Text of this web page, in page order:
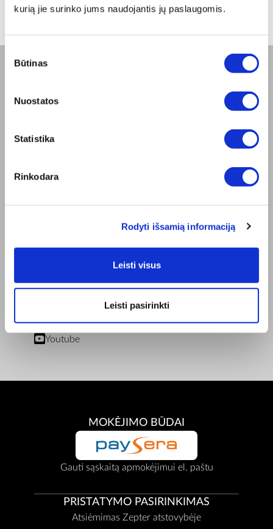
kurią jie surinko jums naudojantis jų paslaugomis.
pasirinkimas
Būtinas
Nuostatos
Statistika
Rinkodara
Rodyti išsamią informaciją
Leisti visus
Leisti pasirinkti
Apie mus
Susisiekite su mumis
TAISYKLĖS
Elektroninės parduotuvės Taisyklės
Pristatymo sąlygos ir mokėjimo būdas
BENDRAUKIME
Facebook
Youtube
MOKĖJIMO BŪDAI
Gauti sąskaitą apmokėjimui el. paštu
PRISTATYMO PASIRINKIMAS
Atsiėmimas Zepter atstovybėje